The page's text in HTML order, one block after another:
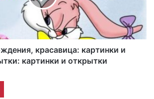
красавица: картинки и
картинки и открытки